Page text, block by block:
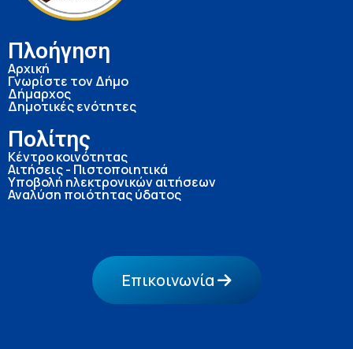
Πλοήγηση
Αρχική
Γνωρίστε τον Δήμο
Δήμαρχος
Δημοτικές ενότητες
Πολίτης
Κέντρο κοινότητας
Αιτήσεις - Πιστοποιητικά
Υποβολή ηλεκτρονικών αιτήσεων
Αναλύση ποιότητας ύδατος
Επικοινωνία